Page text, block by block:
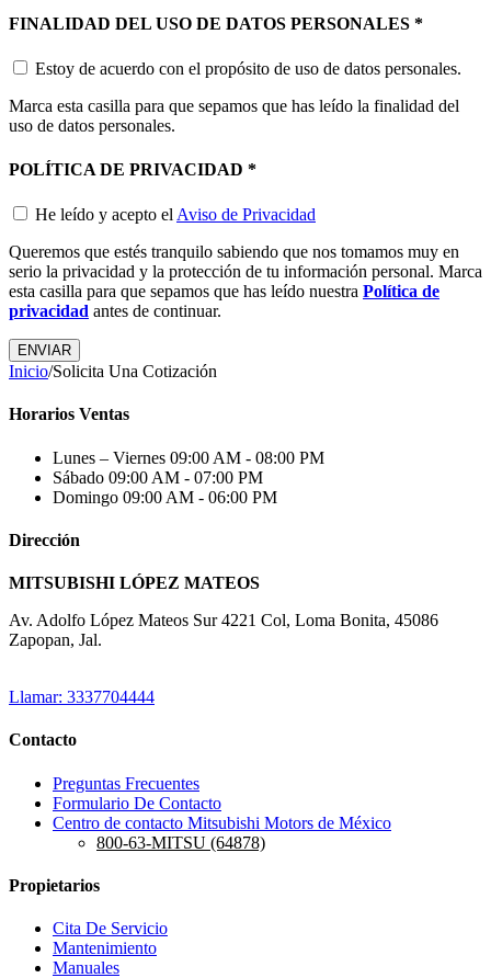
FINALIDAD DEL USO DE DATOS PERSONALES *
Estoy de acuerdo con el propósito de uso de datos personales.
Marca esta casilla para que sepamos que has leído la finalidad del
uso de datos personales.
POLÍTICA DE PRIVACIDAD *
He leído y acepto el Aviso de Privacidad
Queremos que estés tranquilo sabiendo que nos tomamos muy en
serio la privacidad y la protección de tu información personal. Marca
esta casilla para que sepamos que has leído nuestra Política de
privacidad antes de continuar.
Inicio/Solicita Una Cotización
Horarios Ventas
Lunes – Viernes 09:00 AM - 08:00 PM
Sábado 09:00 AM - 07:00 PM
Domingo 09:00 AM - 06:00 PM
Dirección
MITSUBISHI LÓPEZ MATEOS
Av. Adolfo López Mateos Sur 4221 Col, Loma Bonita, 45086
Zapopan, Jal.
Llamar: 3337704444
Contacto
Preguntas Frecuentes
Formulario De Contacto
Centro de contacto Mitsubishi Motors de México
800-63-MITSU (64878)
Propietarios
Cita De Servicio
Mantenimiento
Manuales